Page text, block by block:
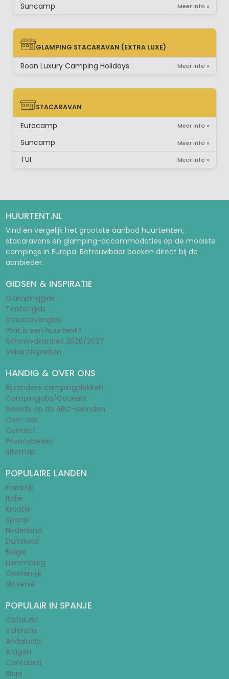
Suncamp Meer info »
GLAMPING STACARAVAN (EXTRA LUXE)
GLAMPING STACARAVAN (EXTRA LUXE)
Roan Luxury Camping Holidays Meer info »
STACARAVAN
STACARAVAN
Eurocamp Meer info »
Suncamp Meer info »
TUI Meer info »
HUURTENT.NL
Vind en vergelijk het grootste aanbod huurtenten,
stacaravans en glamping-accommodaties op de mooiste
campings in Europa. Betrouwbaar boeken direct bij de
aanbieder.
GIDSEN & INSPIRATIE
Glampinggids
Tentengids
Stacaravangids
Wat is een huurtent?
Schoolvakanties 2026/2027
Vakantieparken
HANDIG & OVER ONS
Bijzondere campingplekken
Campingjobs/Couriers
Resorts op de ABC-eilanden
Over ons
Contact
Privacybeleid
Sitemap
POPULAIRE LANDEN
Frankrijk
Italië
Kroatië
Spanje
Nederland
Duitsland
België
Luxemburg
Oostenrijk
Slovenië
POPULAIR IN SPANJE
Cataluña
Valencia
Andalucia
Aragón
Cantabria
Rioja